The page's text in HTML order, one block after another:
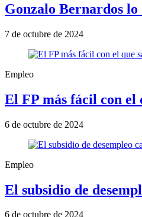
Gonzalo Bernardos
7 de octubre de 2024
Empleo
El FP más fácil con el
6 de octubre de 2024
Empleo
El subsidio de
6 de octubre de 2024